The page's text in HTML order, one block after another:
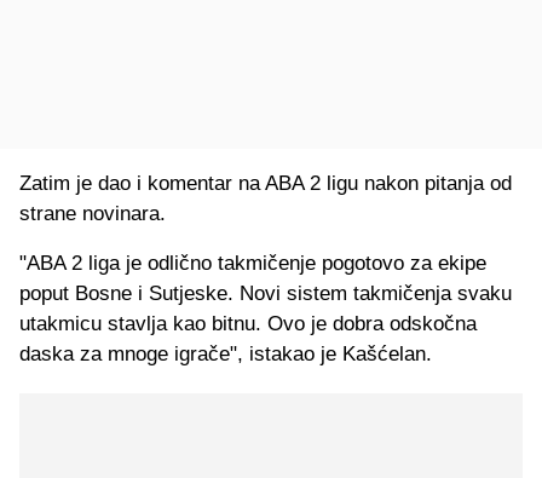
Zatim je dao i komentar na ABA 2 ligu nakon pitanja od
strane novinara.
"ABA 2 liga je odlično takmičenje pogotovo za ekipe
poput Bosne i Sutjeske. Novi sistem takmičenja svaku
utakmicu stavlja kao bitnu. Ovo je dobra odskočna
daska za mnoge igrače", istakao je Kašćelan.